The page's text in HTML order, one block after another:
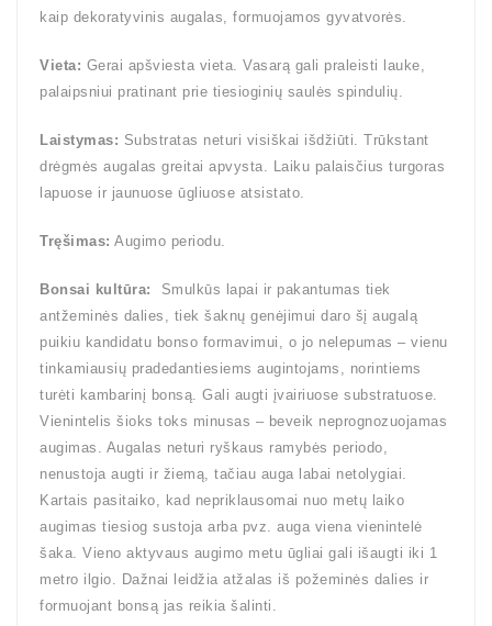
kaip dekoratyvinis augalas, formuojamos gyvatvorės.
Vieta: Gerai apšviesta vieta. Vasarą gali praleisti lauke,
palaipsniui pratinant prie tiesioginių saulės spindulių.
Laistymas: Substratas neturi visiškai išdžiūti. Trūkstant
drėgmės augalas greitai apvysta. Laiku palaisčius turgoras
lapuose ir jaunuose ūgliuose atsistato.
Tręšimas: Augimo periodu.
Bonsai kultūra: Smulkūs lapai ir pakantumas tiek
antžeminės dalies, tiek šaknų genėjimui daro šį augalą
puikiu kandidatu bonso formavimui, o jo nelepumas – vienu
tinkamiausių pradedantiesiems augintojams, norintiems
turėti kambarinį bonsą. Gali augti įvairiuose substratuose.
Vienintelis šioks toks minusas – beveik neprognozuojamas
augimas. Augalas neturi ryškaus ramybės periodo,
nenustoja augti ir žiemą, tačiau auga labai netolygiai.
Kartais pasitaiko, kad nepriklausomai nuo metų laiko
augimas tiesiog sustoja arba pvz. auga viena vienintelė
šaka. Vieno aktyvaus augimo metu ūgliai gali išaugti iki 1
metro ilgio. Dažnai leidžia atžalas iš požeminės dalies ir
formuojant bonsą jas reikia šalinti.